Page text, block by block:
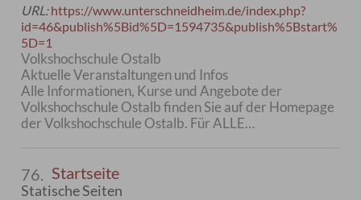
URL:https://www.unterschneidheim.de/index.php?
id=46&publish%5Bid%5D=1594735&publish%5Bstart%
5D=1
Volkshochschule Ostalb
Aktuelle Veranstaltungen und Infos
Alle Informationen, Kurse und Angebote der
Volkshochschule Ostalb finden Sie auf der Homepage
der Volkshochschule Ostalb. Für ALLE…
76. Startseite
Statische Seiten